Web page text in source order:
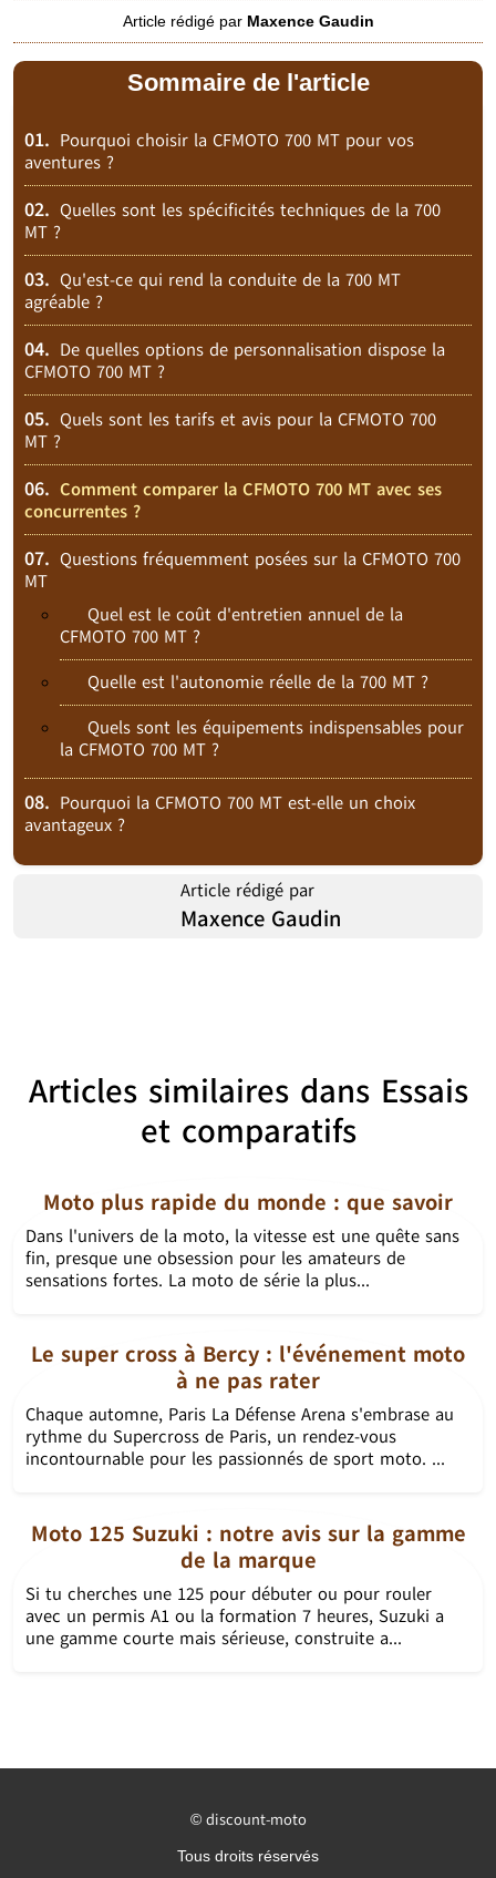
Article rédigé par Maxence Gaudin
Sommaire de l'article
01. Pourquoi choisir la CFMOTO 700 MT pour vos
aventures ?
02. Quelles sont les spécificités techniques de la 700
MT ?
03. Qu'est-ce qui rend la conduite de la 700 MT
agréable ?
04. De quelles options de personnalisation dispose la
CFMOTO 700 MT ?
05. Quels sont les tarifs et avis pour la CFMOTO 700
MT ?
06. Comment comparer la CFMOTO 700 MT avec ses
concurrentes ?
07. Questions fréquemment posées sur la CFMOTO 700
MT
Quel est le coût d'entretien annuel de la
CFMOTO 700 MT ?
Quelle est l'autonomie réelle de la 700 MT ?
Quels sont les équipements indispensables pour
la CFMOTO 700 MT ?
08. Pourquoi la CFMOTO 700 MT est-elle un choix
avantageux ?
Article rédigé par
Maxence Gaudin
Articles similaires dans Essais
et comparatifs
Moto plus rapide du monde : que savoir
Dans l'univers de la moto, la vitesse est une quête sans
fin, presque une obsession pour les amateurs de
sensations fortes. La moto de série la plus...
Le super cross à Bercy : l'événement moto
à ne pas rater
Chaque automne, Paris La Défense Arena s'embrase au
rythme du Supercross de Paris, un rendez-vous
incontournable pour les passionnés de sport moto. ...
Moto 125 Suzuki : notre avis sur la gamme
de la marque
Si tu cherches une 125 pour débuter ou pour rouler
avec un permis A1 ou la formation 7 heures, Suzuki a
une gamme courte mais sérieuse, construite a...
© discount-moto
Tous droits réservés